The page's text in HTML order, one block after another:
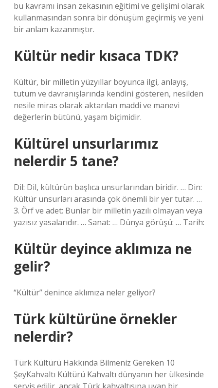
bu kavramı insan zekasının eğitimi ve gelişimi olarak
kullanmasından sonra bir dönüşüm geçirmiş ve yeni
bir anlam kazanmıştır.
Kültür nedir kısaca TDK?
Kültür, bir milletin yüzyıllar boyunca ilgi, anlayış,
tutum ve davranışlarında kendini gösteren, nesilden
nesile miras olarak aktarılan maddi ve manevi
değerlerin bütünü, yaşam biçimidir.
Kültürel unsurlarımız
nelerdir 5 tane?
Dil: Dil, kültürün başlıca unsurlarından biridir. … Din:
Kültür unsurları arasında çok önemli bir yer tutar. …
3. Örf ve adet: Bunlar bir milletin yazılı olmayan veya
yazısız yasalarıdır. … Sanat: … Dünya görüşü: … Tarih:
Kültür deyince aklımıza ne
gelir?
“Kültür” denince aklımıza neler geliyor?
Türk kültürüne örnekler
nelerdir?
Türk Kültürü Hakkında Bilmeniz Gereken 10
ŞeyKahvaltı Kültürü Kahvaltı dünyanın her ülkesinde